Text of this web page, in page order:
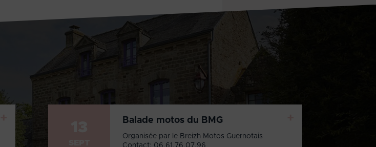
Balade motos du BMG
Organisée par le Breizh Motos Guernotais